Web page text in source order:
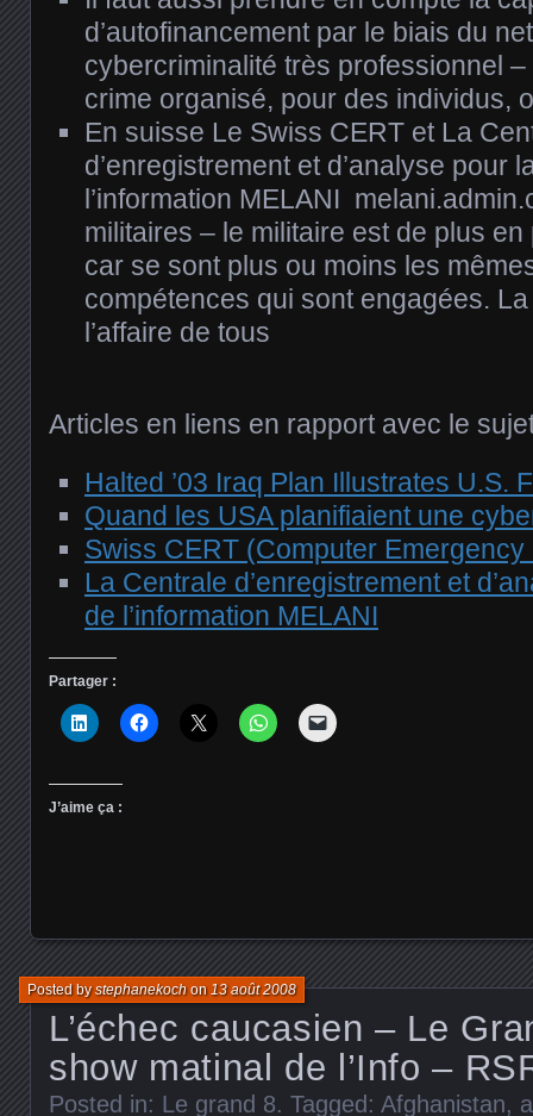
d’autofinancement par le biais du
cybercriminalité très professionnel
crime organisé, pour des individus,
En suisse Le Swiss CERT et La
d’enregistrement et d’analyse pour
l’information MELANI
militaires – le militaire est de plus
car se sont plus ou moins les
compétences qui sont engagées.
l’affaire de tous
Articles en liens en rapport avec le
Halted ’03 Iraq Plan Illustrates U.S.
Quand les USA planifiaient une
Swiss CERT (Computer Emergency
La Centrale d’enregistrement et
de l’information MELANI
Partager :
J’aime ça :
L’échec caucasien – Le
show matinal de l’Info –
Posted bystephanekochon 13 août 2008
Posted in: Le grand 8. Tagged: Afghanistan,